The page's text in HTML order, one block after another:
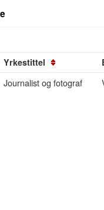
Yrkestittel
Journalist og fotograf